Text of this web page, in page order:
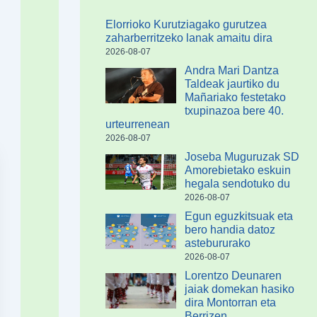
Elorrioko Kurutziagako gurutzea
zaharberritzeko lanak amaitu dira
2026-08-07
Andra Mari Dantza
Taldeak jaurtiko du
Mañariako festetako
txupinazoa bere 40.
urteurrenean
2026-08-07
Joseba Muguruzak SD
Amorebietako eskuin
hegala sendotuko du
2026-08-07
Egun eguzkitsuak eta
bero handia datoz
astebururako
2026-08-07
Lorentzo Deunaren
jaiak domekan hasiko
dira Montorran eta